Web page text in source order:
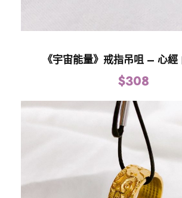
《宇宙能量》戒指吊咀 – 心
$308